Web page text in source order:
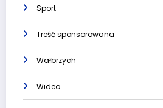
Sport
Treść sponsorowana
Wałbrzych
Wideo